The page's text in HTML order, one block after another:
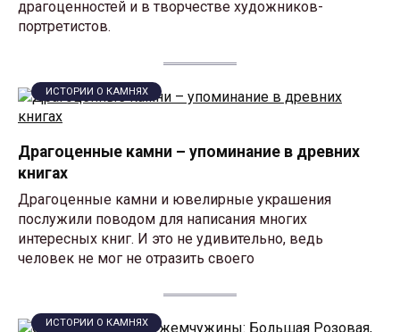
драгоценностей и в творчестве художников-
портретистов.
ИСТОРИИ О КАМНЯХ
Драгоценные камни – упоминание в древних
книгах
Драгоценные камни и ювелирные украшения
послужили поводом для написания многих
интересных книг. И это не удивительно, ведь
человек не мог не отразить своего
ИСТОРИИ О КАМНЯХ